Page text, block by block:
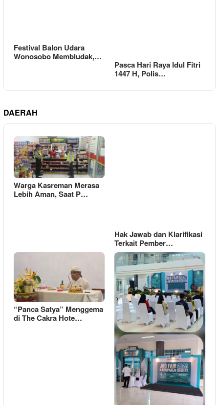
Festival Balon Udara
Wonosobo Membludak,…
Pasca Hari Raya Idul Fitri
1447 H, Polis…
DAERAH
Warga Kasreman Merasa
Lebih Aman, Saat P…
Hak Jawab dan Klarifikasi
Terkait Pember…
“Panca Satya” Menggema
di The Cakra Hote…